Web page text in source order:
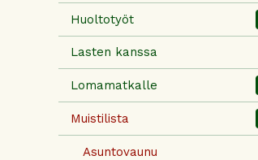
Huoltotyöt
Lasten kanssa
Lomamatkalle
Muistilista
Asuntovaunu